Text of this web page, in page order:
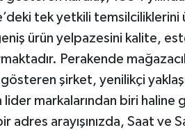
tek yetkili
ürün yelpazesini kalite,
Perakende
şirket, yenilikçi
lider markalarından biri
adres arayışınızda, Saat